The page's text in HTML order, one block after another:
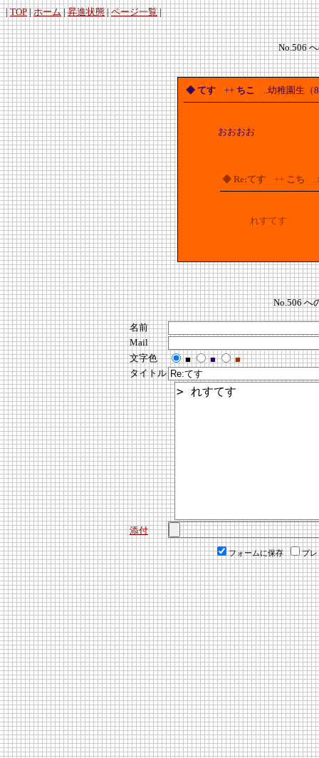
|TOP|ホーム|昇進状態|ページ一覧|
No.506
◆ てす ++ ちこ ..幼稚園生（
おおおお
◆ Re:てす ++ こち ..
れすてす
No.506 へ
名前
Mail
文字色
■ ■
■
タイトル
添付
フォームに保存 プレ